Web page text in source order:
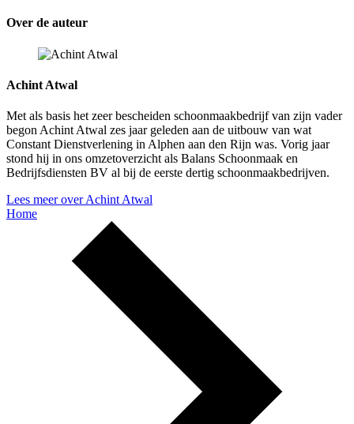
Over de auteur
Achint Atwal
Met als basis het zeer bescheiden schoonmaakbedrijf van zijn vader
begon Achint Atwal zes jaar geleden aan de uitbouw van wat
Constant Dienstverlening in Alphen aan den Rijn was. Vorig jaar
stond hij in ons omzetoverzicht als Balans Schoonmaak en
Bedrijfsdiensten BV al bij de eerste dertig schoonmaakbedrijven.
Lees meer over Achint Atwal
Home